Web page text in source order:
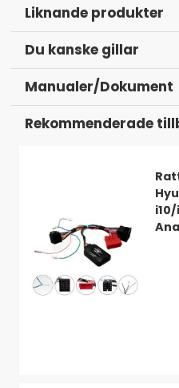
Liknande produkter
Du kanske gillar
Manualer/Dokument
Rekommenderade